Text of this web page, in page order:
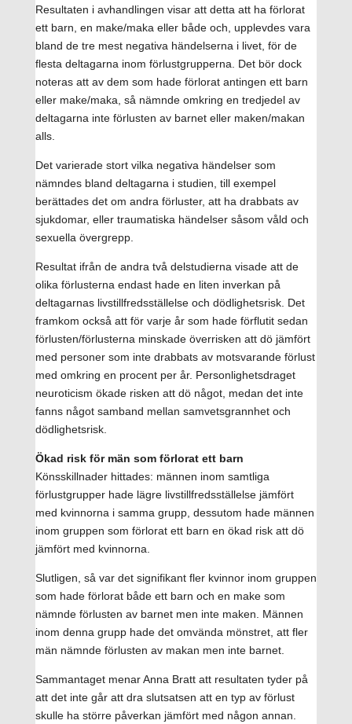
Resultaten i avhandlingen visar att detta att ha förlorat
ett barn, en make/maka eller både och, upplevdes vara
bland de tre mest negativa händelserna i livet, för de
flesta deltagarna inom förlustgrupperna. Det bör dock
noteras att av dem som hade förlorat antingen ett barn
eller make/maka, så nämnde omkring en tredjedel av
deltagarna inte förlusten av barnet eller maken/makan
alls.
Det varierade stort vilka negativa händelser som
nämndes bland deltagarna i studien, till exempel
berättades det om andra förluster, att ha drabbats av
sjukdomar, eller traumatiska händelser såsom våld och
sexuella övergrepp.
Resultat ifrån de andra två delstudierna visade att de
olika förlusterna endast hade en liten inverkan på
deltagarnas livstillfredsställelse och dödlighetsrisk. Det
framkom också att för varje år som hade förflutit sedan
förlusten/förlusterna minskade överrisken att dö jämfört
med personer som inte drabbats av motsvarande förlust
med omkring en procent per år. Personlighetsdraget
neuroticism ökade risken att dö något, medan det inte
fanns något samband mellan samvetsgrannhet och
dödlighetsrisk.
Ökad risk för män som förlorat ett barn
Könsskillnader hittades: männen inom samtliga
förlustgrupper hade lägre livstillfredsställelse jämfört
med kvinnorna i samma grupp, dessutom hade männen
inom gruppen som förlorat ett barn en ökad risk att dö
jämfört med kvinnorna.
Slutligen, så var det signifikant fler kvinnor inom gruppen
som hade förlorat både ett barn och en make som
nämnde förlusten av barnet men inte maken. Männen
inom denna grupp hade det omvända mönstret, att fler
män nämnde förlusten av makan men inte barnet.
Sammantaget menar Anna Bratt att resultaten tyder på
att det inte går att dra slutsatsen att en typ av förlust
skulle ha större påverkan jämfört med någon annan.